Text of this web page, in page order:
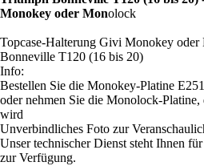
Monokey oder Monolock
Topcase-Halterung Givi Monokey
Bonneville T120 (16 bis 20)
Info:
Bestellen Sie die Monokey-Platine
oder nehmen Sie die Monolock-
wird
Unverbindliches Foto zur
Unser technischer Dienst steht Ihnen
zur Verfügung.